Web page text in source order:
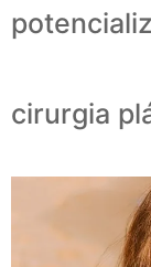
cirurgia